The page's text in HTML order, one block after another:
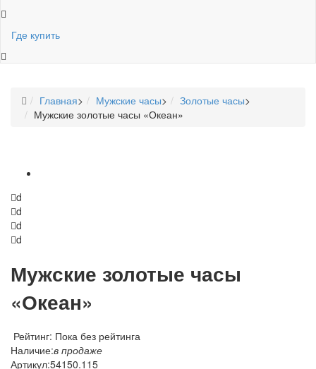
Где купить
Главная> Мужские часы> Золотые часы>
Мужские золотые часы «Океан»
d
d
d
d
Мужские золотые часы
«Океан»
Рейтинг: Пока без рейтинга
Наличие:в продаже
Артикул:54150.115